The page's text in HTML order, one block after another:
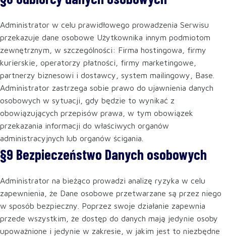
Administrator w celu prawidłowego prowadzenia Serwisu
przekazuje dane osobowe Użytkownika innym podmiotom
zewnętrznym, w szczególności: Firma hostingowa, firmy
kurierskie, operatorzy płatności, firmy marketingowe,
partnerzy biznesowi i dostawcy, system mailingowy, Base.
Administrator zastrzega sobie prawo do ujawnienia danych
osobowych w sytuacji, gdy będzie to wynikać z
obowiązujących przepisów prawa, w tym obowiązek
przekazania informacji do właściwych organów
administracyjnych lub organów ścigania.
§9 Bezpieczeństwo Danych osobowych
Administrator na bieżąco prowadzi analizę ryzyka w celu
zapewnienia, że Dane osobowe przetwarzane są przez niego
w sposób bezpieczny. Poprzez swoje działanie zapewnia
przede wszystkim, że dostęp do danych mają jedynie osoby
upoważnione i jedynie w zakresie, w jakim jest to niezbędne